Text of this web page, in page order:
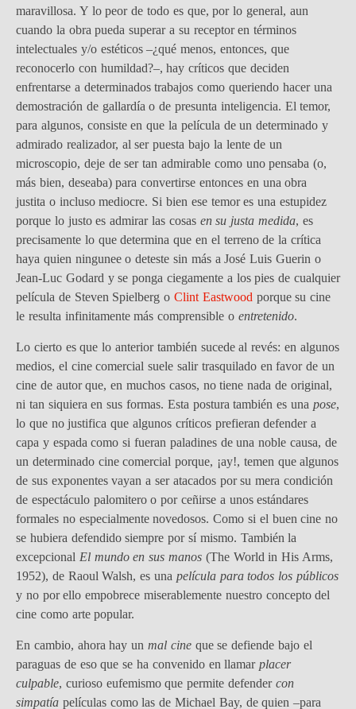
maravillosa. Y lo peor de todo es que, por lo general, aun
cuando la obra pueda superar a su receptor en términos
intelectuales y/o estéticos –¿qué menos, entonces, que
reconocerlo con humildad?–, hay críticos que deciden
enfrentarse a determinados trabajos como queriendo hacer una
demostración de gallardía o de presunta inteligencia. El temor,
para algunos, consiste en que la película de un determinado y
admirado realizador, al ser puesta bajo la lente de un
microscopio, deje de ser tan admirable como uno pensaba (o,
más bien, deseaba) para convertirse entonces en una obra
justita o incluso mediocre. Si bien ese temor es una estupidez
porque lo justo es admirar las cosas en su justa medida, es
precisamente lo que determina que en el terreno de la crítica
haya quien ningunee o deteste sin más a José Luis Guerin o
Jean-Luc Godard y se ponga ciegamente a los pies de cualquier
película de Steven Spielberg oClint Eastwood porque su cine
le resulta infinitamente más comprensible o entretenido.
Lo cierto es que lo anterior también sucede al revés: en algunos
medios, el cine comercial suele salir trasquilado en favor de un
cine de autor que, en muchos casos, no tiene nada de original,
ni tan siquiera en sus formas. Esta postura también es una pose,
lo que no justifica que algunos críticos prefieran defender a
capa y espada como si fueran paladines de una noble causa, de
un determinado cine comercial porque, ¡ay!, temen que algunos
de sus exponentes vayan a ser atacados por su mera condición
de espectáculo palomitero o por ceñirse a unos estándares
formales no especialmente novedosos. Como si el buen cine no
se hubiera defendido siempre por sí mismo. También la
excepcional El mundo en sus manos (The World in His Arms,
1952), de Raoul Walsh, es una película para todos los públicos
y no por ello empobrece miserablemente nuestro concepto del
cine como arte popular.
En cambio, ahora hay un mal cineque se defiende bajo el
paraguas de eso que se ha convenido en llamarplacer
culpable, curioso eufemismo que permite defender con
simpatía películas como las de Michael Bay, de quien –para